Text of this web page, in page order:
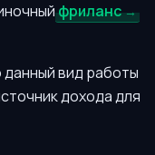
фриланс
вид работы
дохода для